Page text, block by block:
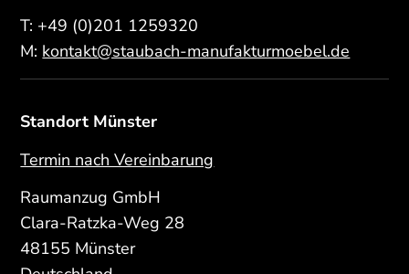
T: +49 (0)201 1259320
M: kontakt@staubach-manufakturmoebel.de
Standort Münster
Termin nach Vereinbarung
Raumanzug GmbH
Clara-Ratzka-Weg 28
48155 Münster